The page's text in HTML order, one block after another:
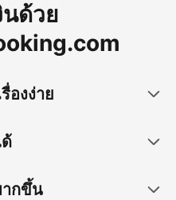
ด้วย
องง่าย
ากขึ้น